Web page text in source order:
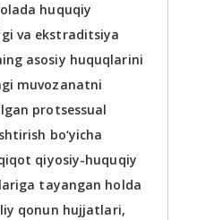
huquqiy
va ekstraditsiya
asosiy huquqlarini
muvozanatni
protsessual
bo‘yicha
qiyosiy-huquqiy
tayangan holda
qonun hujjatlari,